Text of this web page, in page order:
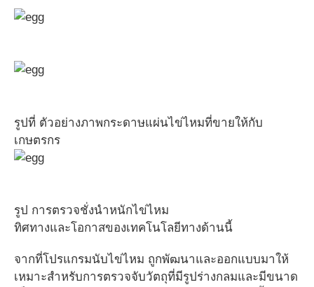
รูปที่ ตัวอย่างภาพกระดาษแผ่นไข่ไหมที่ขายให้กับ
เกษตรกร
รูป การตรวจชั่งนำหนักไข่ไหม
ทิศทางและโอกาสของเทคโนโลยีทางด้านนี้
จากที่โปรแกรมนับไข่ไหม ถูกพัฒนาและออกแบบมาให้
เหมาะสำหรับการตรวจจับวัตถุที่มีรูปร่างกลมและมีขนาด